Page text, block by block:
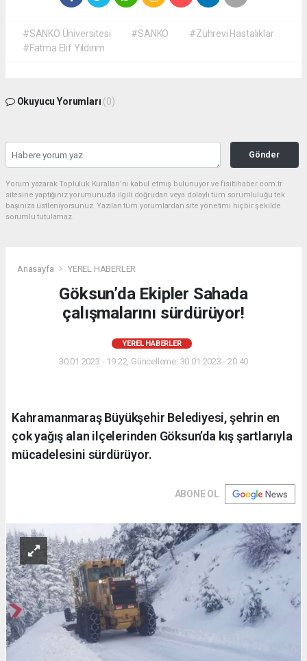
#SANKO Üniversitesi #SANKO
#Zührevi Hastalıklar
#Fatma Elif Yıldırım
Okuyucu Yorumları (0)
Gönder
Yorum yazarak Topluluk Kuralları’nı kabul etmiş bulunuyor ve fisiltihaber.com.tr
sitesine yaptığınız yorumunuzla ilgili doğrudan veya dolaylı tüm sorumluluğu tek
başınıza üstleniyorsunuz. Yazılan tüm yorumlardan site yönetimi hiçbir şekilde
sorumlu tutulamaz.
Anasayfa YEREL HABERLER
Göksun’da Ekipler Sahada
çalışmalarını sürdürüyor!
YEREL HABERLER
30.01.2023 - 19:22, Güncelleme: 30.01.2023 - 20:40
Kahramanmaraş Büyükşehir Belediyesi, şehrin en
çok yağış alan ilçelerinden Göksun’da kış şartlarıyla
mücadelesini sürdürüyor.
ABONE OL